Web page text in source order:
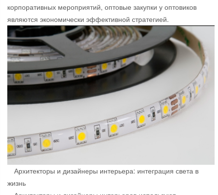
корпоративных мероприятий, оптовые закупки у оптовиков
являются экономически эффективной стратегией.
Архитекторы и дизайнеры интерьера: интеграция света в
жизнь